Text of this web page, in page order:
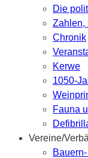
Die
Zahlen,
Chronik
Kerwe
1050-
Fauna
Vereine/